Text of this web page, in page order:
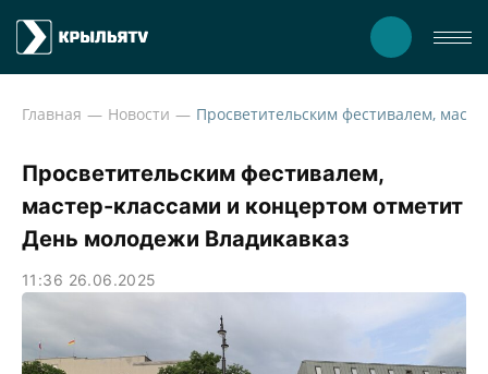
Главная Новости
Просветительским фестивалем,
мастер-классами и концертом отметит
День молодежи Владикавказ
11:36 26.06.2025